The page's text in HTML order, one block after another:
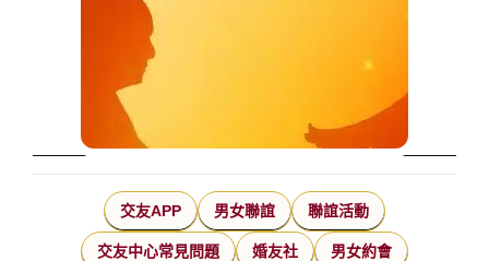
交友APP 男女聯誼 聯誼活動
交友中心常見問題 婚友社 男女約會